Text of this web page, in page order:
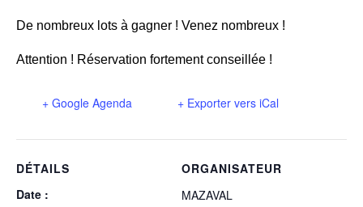
De nombreux lots à gagner ! Venez nombreux !
Attention ! Réservation fortement conseillée !
+ Google Agenda + Exporter vers iCal
DÉTAILS
Date :
ORGANISATEUR
MAZAVAL